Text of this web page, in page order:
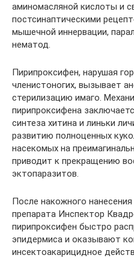
аминомасляной кислоты и
постсинаптическими
мышечной иннервации,
нематод.
Пирипроксифен, нарушая
членистоногих, вызывает
стерилизацию имаго.
пирипроксифена
синтеза хитина и линьки
развитию полноценных
насекомых на
приводит к прекращению
эктопаразитов.
После накожного
препарата Инспектор
пирипроксифен быстро
эпидермиса и оказывают
инсектоакарицидное